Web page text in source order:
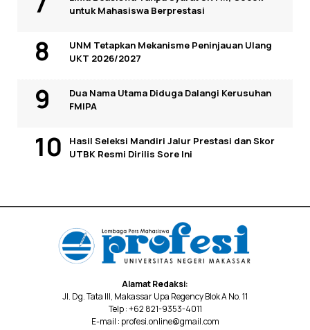
untuk Mahasiswa Berprestasi
UNM Tetapkan Mekanisme Peninjauan Ulang
UKT 2026/2027
Dua Nama Utama Diduga Dalangi Kerusuhan
FMIPA
Hasil Seleksi Mandiri Jalur Prestasi dan Skor
UTBK Resmi Dirilis Sore Ini
Alamat Redaksi:
Jl. Dg. Tata III, Makassar Upa Regency Blok A No. 11
Telp : +62 821-9353-4011
E-mail : profesi.online@gmail.com